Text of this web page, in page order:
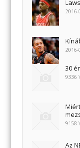
2016-
2016-
30
9336
9158
Az